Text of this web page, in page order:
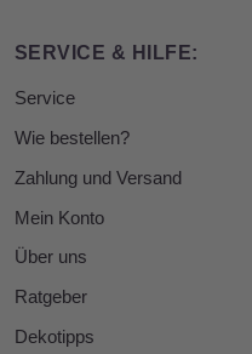
SERVICE & HILFE:
Service
Wie bestellen?
Zahlung und Versand
Mein Konto
Über uns
Ratgeber
Dekotipps